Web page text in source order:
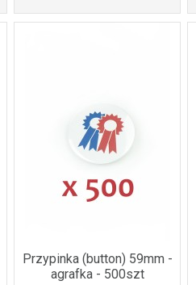
Przypinka (button) 59mm -
agrafka - 500szt